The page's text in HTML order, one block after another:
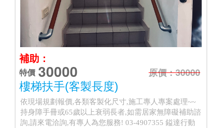
補助：
特價 30000
原價：30000
樓梯扶手(客製長度)
依現場規劃報價,各類客製化尺寸,施工專人專案處理~~
持身障手冊或65歲以上衰弱長者,如需居家無障礙補助諮
詢,請來電洽詢,有專人為您服務! 03-4907355 鎰達行動